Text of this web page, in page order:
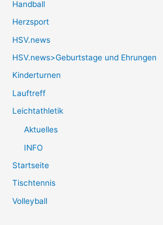
Handball
Herzsport
HSV.news
HSV.news>Geburtstage und Ehrungen
Kinderturnen
Lauftreff
Leichtathletik
Aktuelles
INFO
Startseite
Tischtennis
Volleyball